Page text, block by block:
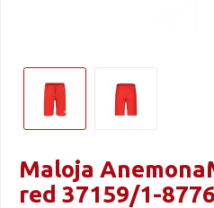
Maloja
red 37159/1-8776